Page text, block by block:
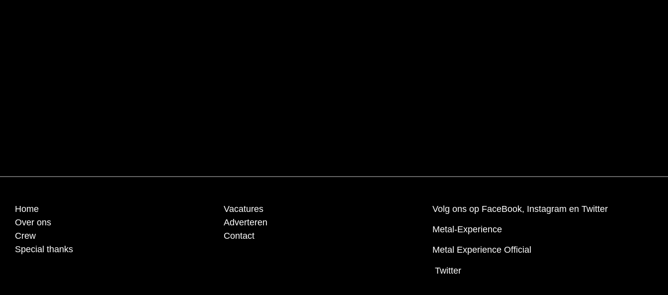
Home
Over ons
Crew
Special thanks
Vacatures
Adverteren
Contact
Volg ons op FaceBook, Instagram en Twitter
Metal-Experience
Metal Experience Official
Twitter